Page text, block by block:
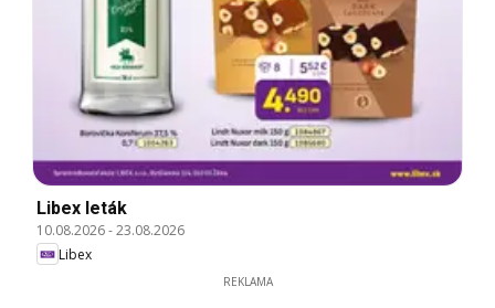
Libex leták
10.08.2026-23.08.2026
Libex
REKLAMA